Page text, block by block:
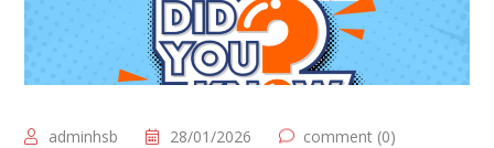
adminhsb 28/01/2026
comment (0)